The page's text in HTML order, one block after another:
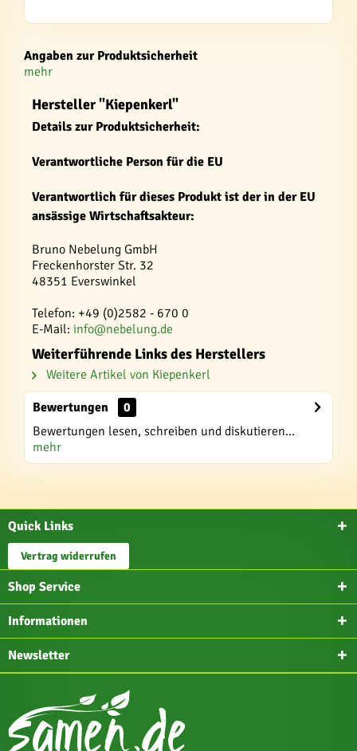
Angaben zur Produktsicherheit
mehr
Hersteller "Kiepenkerl"
Details zur Produktsicherheit:
Verantwortliche Person für die EU
Verantwortlich für dieses Produkt ist der in der EU
ansässige Wirtschaftsakteur:
Bruno Nebelung GmbH
Freckenhorster Str. 32
48351 Everswinkel
Telefon: +49 (0)2582 - 670 0
E-Mail: info@nebelung.de
Weiterführende Links des Herstellers
Weitere Artikel von Kiepenkerl
Bewertungen
0
Bewertungen lesen, schreiben und diskutieren...
mehr
Quick Links
Vertrag widerrufen
Shop Service
Informationen
Newsletter